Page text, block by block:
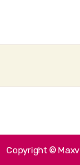
Copyright ©